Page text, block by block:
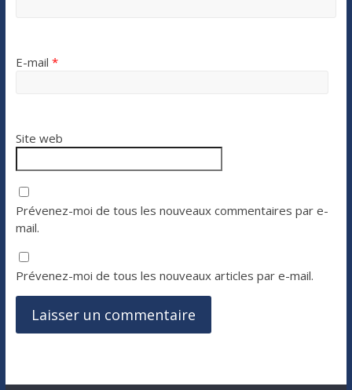
E-mail *
Site web
Prévenez-moi de tous les nouveaux commentaires par e-
mail.
Prévenez-moi de tous les nouveaux articles par e-mail.